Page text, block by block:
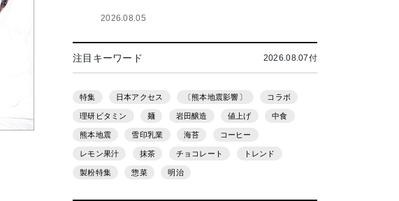
2026.08.05
注目キーワード 2026.08.07付
特集 日本アクセス 〔熊本地震影響〕 コラボ
理研ビタミン 麺 岩田醸造 値上げ 中食
熊本地震 雪印乳業 海苔 コーヒー
レモン果汁 抹茶 チョコレート トレンド
製粉特集 惣菜 明治